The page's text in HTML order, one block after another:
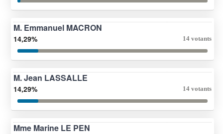
M. Emmanuel MACRON
14,29% 14 votants
M. Jean LASSALLE
14,29% 14 votants
Mme Marine LE PEN